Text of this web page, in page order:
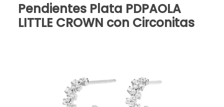
Pendientes Plata PDPAOLA
LITTLE CROWN con Circonitas